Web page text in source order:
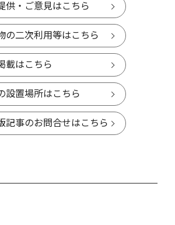
供・ご意見はこちら
の二次利用等はこちら
載はこちら
設置場所はこちら
記事のお問合せはこちら